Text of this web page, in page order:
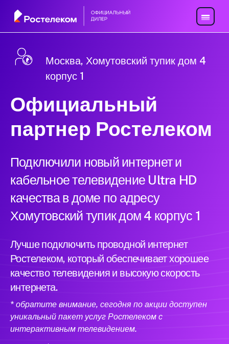
Москва, Хомутовский тупик дом 4
корпус 1
Официальный
партнер Ростелеком
Подключили новый интернет и
кабельное телевидение Ultra HD
качества в доме по адресу
Хомутовский тупик дом 4 корпус 1
Лучше подключить проводной интернет
Ростелеком, который обеспечивает хорошее
качество телевидения и высокую скорость
интернета.
* обратите внимание, сегодня по акции доступен
уникальный пакет услуг Ростелеком с
интерактивным телевидением.